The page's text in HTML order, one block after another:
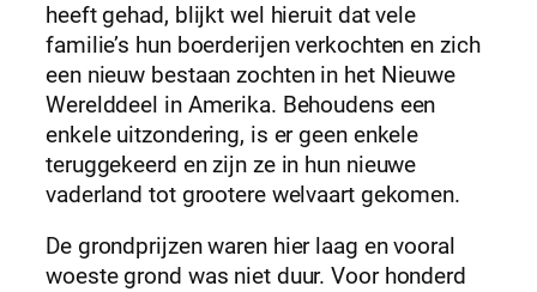
heeft gehad, blijkt wel hieruit dat vele
familie’s hun boerderijen verkochten en zich
een nieuw bestaan zochten in het Nieuwe
Werelddeel in Amerika. Behoudens een
enkele uitzondering, is er geen enkele
teruggekeerd en zijn ze in hun nieuwe
vaderland tot grootere welvaart gekomen.
De grondprijzen waren hier laag en vooral
woeste grond was niet duur. Voor honderd